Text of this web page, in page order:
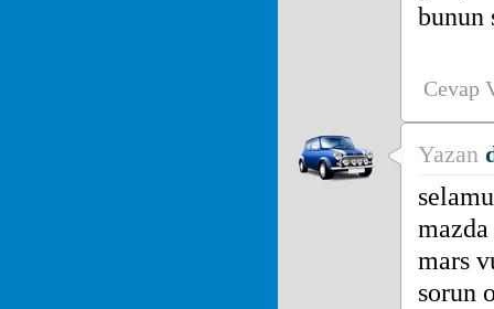
bunun
Cevap
Yazan
mazda
mars
sorun